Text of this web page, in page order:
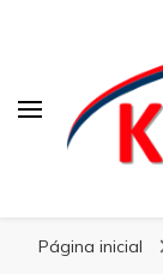
Página inicial